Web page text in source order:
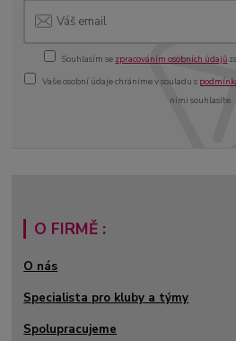
Souhlasím se zpracováním osobních údajů
Vaše osobní údaje chráníme v souladu s
nimi souhlasíte.
O FIRMĚ :
O nás
Specialista pro kluby a týmy
Spolupracujeme